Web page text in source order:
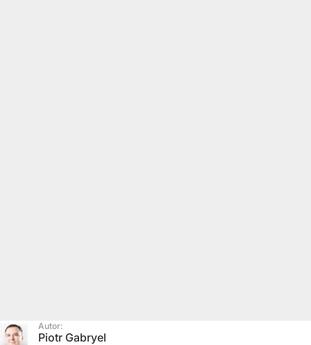
Autor:
Piotr Gabryel